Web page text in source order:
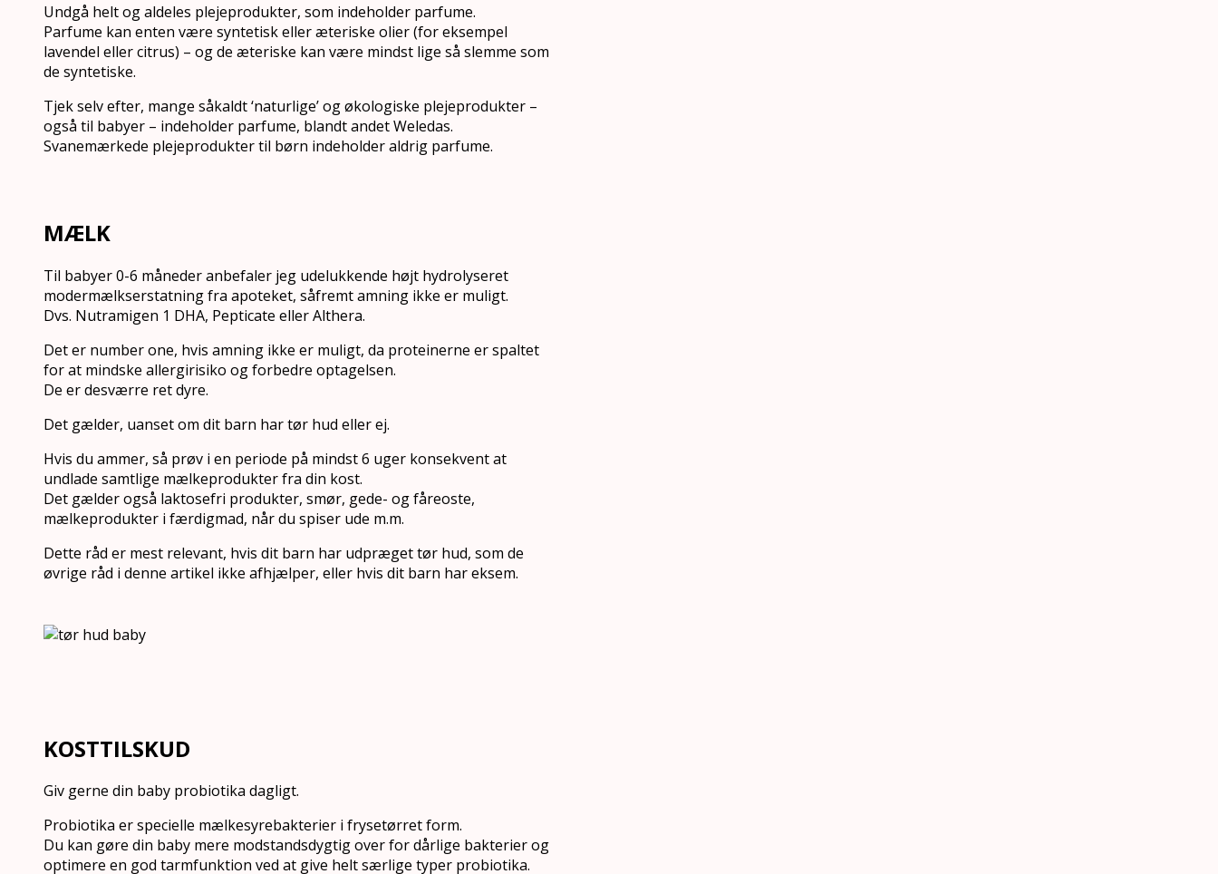
Undgå helt og aldeles plejeprodukter, som indeholder parfume.
Parfume kan enten være syntetisk eller æteriske olier (for eksempel
lavendel eller citrus) – og de æteriske kan være mindst lige så slemme som
de syntetiske.
Tjek selv efter, mange såkaldt ‘naturlige’ og økologiske plejeprodukter –
også til babyer – indeholder parfume, blandt andet Weledas.
Svanemærkede plejeprodukter til børn indeholder aldrig parfume.
MÆLK
Til babyer 0-6 måneder anbefaler jeg udelukkende højt hydrolyseret
modermælkserstatning fra apoteket, såfremt amning ikke er muligt.
Dvs. Nutramigen 1 DHA, Pepticate eller Althera.
Det er number one, hvis amning ikke er muligt, da proteinerne er spaltet
for at mindske allergirisiko og forbedre optagelsen.
De er desværre ret dyre.
Det gælder, uanset om dit barn har tør hud eller ej.
Hvis du ammer, så prøv i en periode på mindst 6 uger konsekvent at
undlade samtlige mælkeprodukter fra din kost.
Det gælder også laktosefri produkter, smør, gede- og fåreoste,
mælkeprodukter i færdigmad, når du spiser ude m.m.
Dette råd er mest relevant, hvis dit barn har udpræget tør hud, som de
øvrige råd i denne artikel ikke afhjælper, eller hvis dit barn har eksem.
KOSTTILSKUD
Giv gerne din baby probiotika dagligt.
Probiotika er specielle mælkesyrebakterier i frysetørret form.
Du kan gøre din baby mere modstandsdygtig over for dårlige bakterier og
optimere en god tarmfunktion ved at give helt særlige typer probiotika.